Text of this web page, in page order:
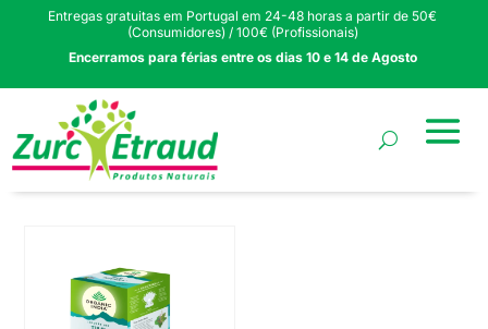
Entregas gratuitas em Portugal em 24-48 horas a partir de 50€
(Consumidores) / 100€ (Profissionais)
Encerramos para férias entre os dias 10 e 14 de Agosto